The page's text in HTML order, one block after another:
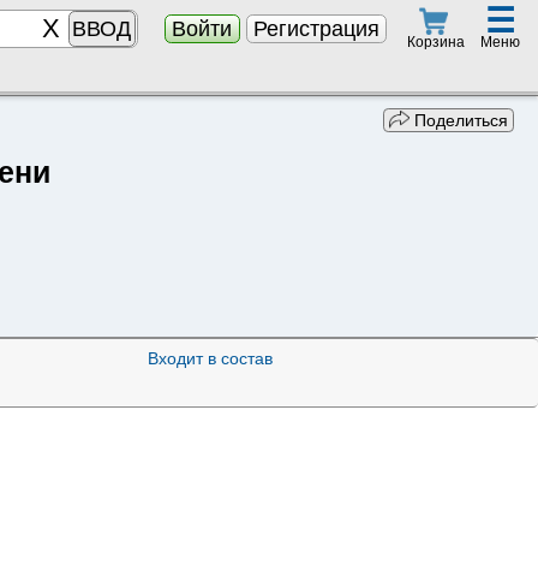
ВВОД Войти Регистрация
Корзина
☰
Меню
Поделиться
Входит в состав